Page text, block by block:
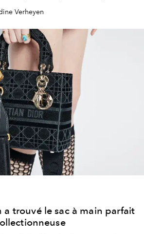
à collectionner.
Verheyen
a trouvé le sac à main parfait